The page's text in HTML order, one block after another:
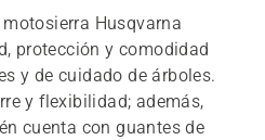
Husqvarna
protección y comodidad
y de cuidado de árboles.
y flexibilidad; además,
cuenta con guantes de